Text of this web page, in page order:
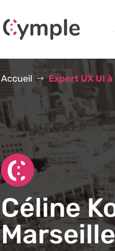
Accueil $ Expert UX UI
Céline